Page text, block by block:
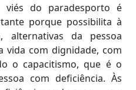
viés do paradesporto é
porque possibilita à
alternativas da pessoa
vida com dignidade, com
o capacitismo, que é o
com deficiência. Às